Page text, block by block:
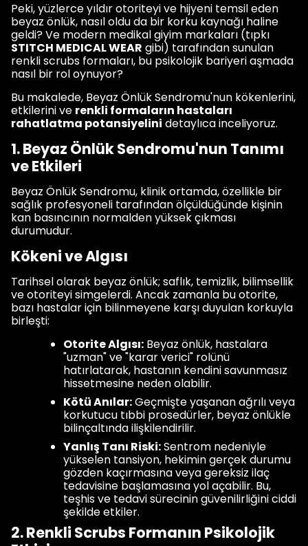
Peki, yüzlerce yıldır otoriteyi ve hijyeni temsil eden
beyaz önlük, nasıl oldu da bir korku kaynağı haline
geldi? Ve modern medikal giyim markaları (tıpkı
STITCH MEDICAL WEAR gibi) tarafından sunulan
renkli scrubs formaları, bu psikolojik bariyeri aşmada
nasıl bir rol oynuyor?
Bu makalede, Beyaz Önlük Sendromu'nun kökenlerini,
etkilerini ve renkli formaların hastaları
rahatlatma potansiyelini detaylıca inceliyoruz.
1. Beyaz Önlük Sendromu'nun Tanımı
ve Etkileri
Beyaz Önlük Sendromu, klinik ortamda, özellikle bir
sağlık profesyoneli tarafından ölçüldüğünde kişinin
kan basıncının normalden yüksek çıkması
durumudur.
Kökeni ve Algısı
Tarihsel olarak beyaz önlük; saflık, temizlik, bilimsellik
ve otoriteyi simgelerdi. Ancak zamanla bu otorite,
bazı hastalar için bilinmeyene karşı duyulan korkuyla
birleşti:
Otorite Algısı: Beyaz önlük, hastalara
"uzman" ve "karar verici" rolünü
hatırlatarak, hastanın kendini savunmasız
hissetmesine neden olabilir.
Kötü Anılar:Geçmişte yaşanan ağrılı veya
korkutucu tıbbi prosedürler, beyaz önlükle
bilinçaltında ilişkilendirilir.
Yanlış Tanı Riski:Sentrom nedeniyle
yükselen tansiyon, hekimin gerçek durumu
gözden kaçırmasına veya gereksiz ilaç
tedavisine başlamasına yol açabilir. Bu,
teşhis ve tedavi sürecinin güvenilirliğini ciddi
şekilde etkiler.
2. Renkli Scrubs Formanın Psikolojik